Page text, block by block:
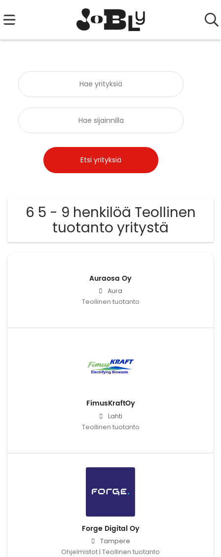
6 5 - 9 henkilöä Teollinen
tuotanto yritystä
Auraosa Oy
Aura
Teollinen tuotanto
FimusKraftOy
Lahti
Teollinen tuotanto
Forge Digital Oy
Tampere
Ohjelmistot | Teollinen tuotanto